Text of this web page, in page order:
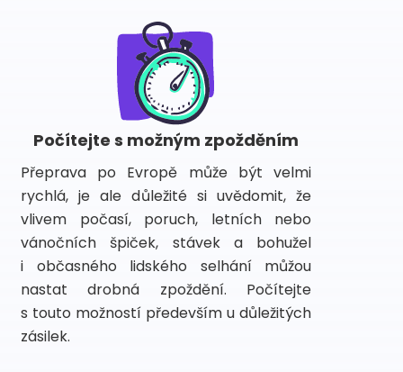
Počítejte s možným zpožděním
Přeprava po Evropě může být velmi
rychlá, je ale důležité si uvědomit, že
vlivem počasí, poruch, letních nebo
vánočních špiček, stávek a bohužel
i občasného lidského selhání můžou
nastat drobná zpoždění. Počítejte
s touto možností především u důležitých
zásilek.